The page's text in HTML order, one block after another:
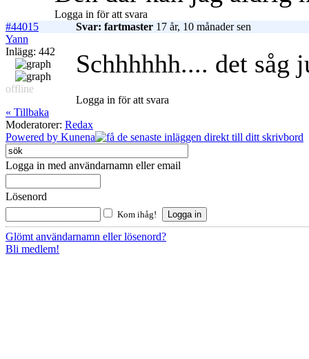
Logga in för att svara
#44015
Svar: fartmaster 17 år, 10 månader sen
Yann
Inlägg: 442
offline
Schhhhhh.... det
Logga in för att svara
« Tillbaka
Moderatorer: Redax
Powered by Kunena
Logga in med användarnamn eller email
Lösenord
Kom ihåg!
Glömt användarnamn eller lösenord?
Bli medlem!